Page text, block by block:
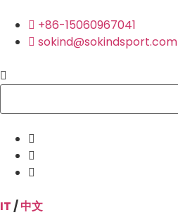
+86-15060967041
sokind@sokindsport.com
IT/中文